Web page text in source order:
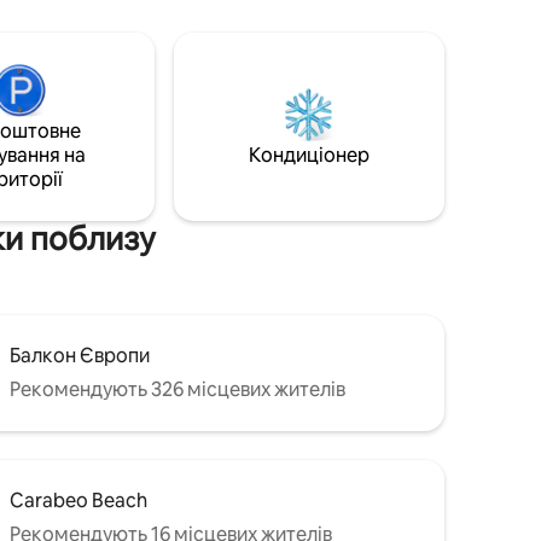
від
відкривається безперервний вид на
море. Велике 6-місне джакузі з
підігрівом до 36C - це останній елемент
на
Кондиціонер
поблизу
Балкон Європи
Рекомендують 326 місцевих жителів
Carabeo Beach
Рекомендують 16 місцевих жителів